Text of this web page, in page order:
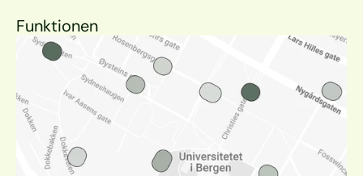
Funktionen